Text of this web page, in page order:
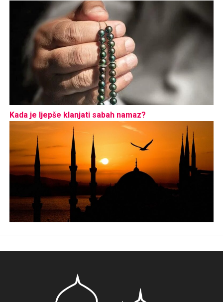
Kada je ljepše klanjati sabah namaz?